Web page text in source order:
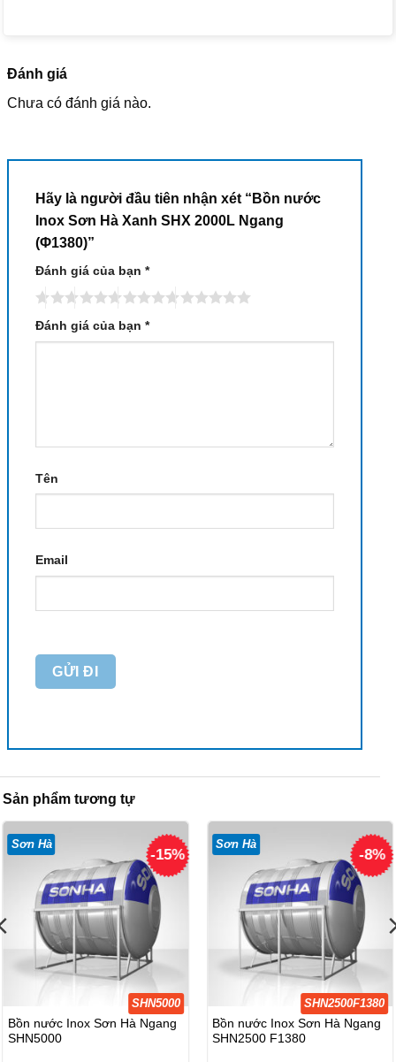
Đánh giá
Chưa có đánh giá nào.
Hãy là người đầu tiên nhận xét “Bồn nước
Inox Sơn Hà Xanh SHX 2000L Ngang
(Φ1380)”
Đánh giá của bạn *
Đánh giá của bạn *
Tên
Email
Sản phẩm tương tự
-15%
Sơn Hà
SHN5000
Bồn nước Inox Sơn Hà Ngang
SHN5000
-8%
Sơn Hà
SHN2500F1380
Bồn nước Inox Sơn Hà Ngang
SHN2500 F1380